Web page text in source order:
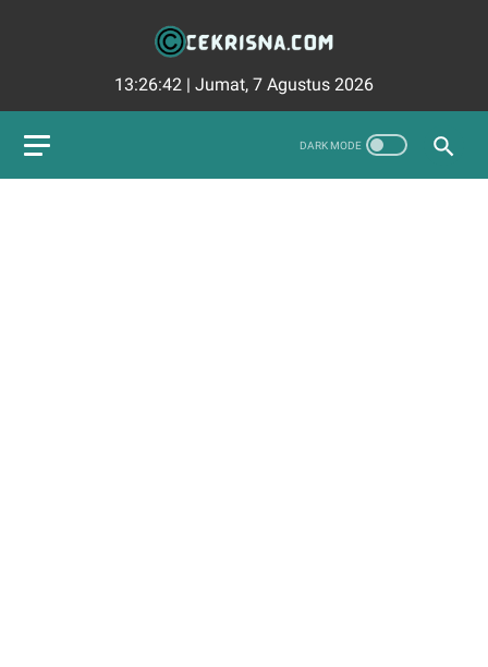
13:26:43 | Jumat, 7 Agustus 2026